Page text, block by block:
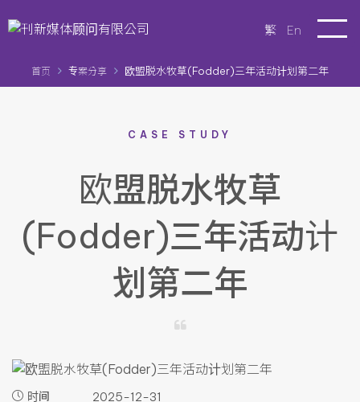
繁 En
首页 专案分享 欧盟脱水牧草(Fodder)三年活动计划第二年
CASE STUDY
欧盟脱水牧草
(Fodder)三年活动计
划第二年
时间 2025-12-31